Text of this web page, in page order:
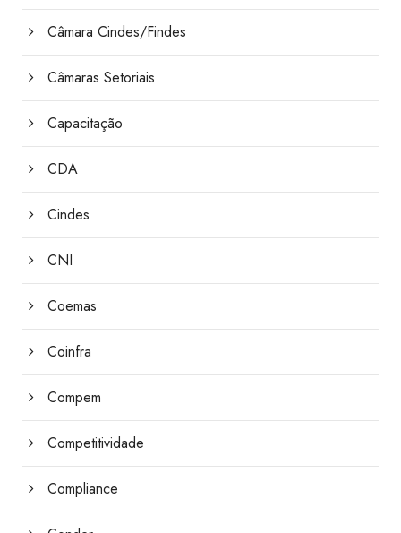
Câmara Cindes/Findes
Câmaras Setoriais
Capacitação
CDA
Cindes
CNI
Coemas
Coinfra
Compem
Competitividade
Compliance